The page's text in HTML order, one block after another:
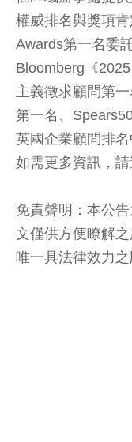
權威排名與獎項
Awards第一名委
Bloomberg《
主義徵求顧問第
第一名、
英國企業顧問排名
如需更多資訊，請
免責聲明：本公
文僅供方便瞭解
唯一具法律效力之